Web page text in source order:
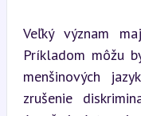
Veľký význam
Príkladom môžu
menšinových
zrušenie